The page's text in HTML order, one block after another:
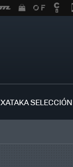
XATAKA SELECCIÓN